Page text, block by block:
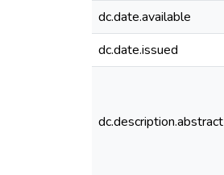
dc.date.available
dc.date.issued
dc.description.abstract